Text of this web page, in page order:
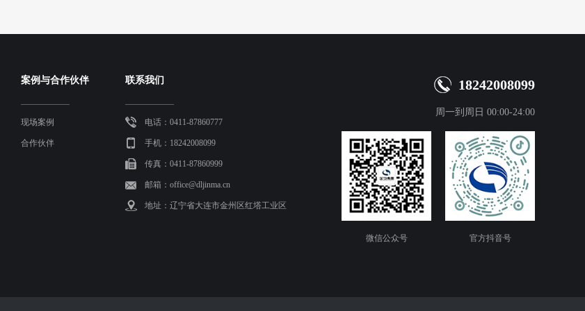
案例与合作伙伴
现场案例
合作伙伴
联系我们
电话：0411-87860777
手机：18242008099
传真：0411-87860999
邮箱：office@dljinma.cn
地址：辽宁省大连市金州区红塔工业区
18242008099
周一到周日 00:00-24:00
官方抖音号
微信公众号